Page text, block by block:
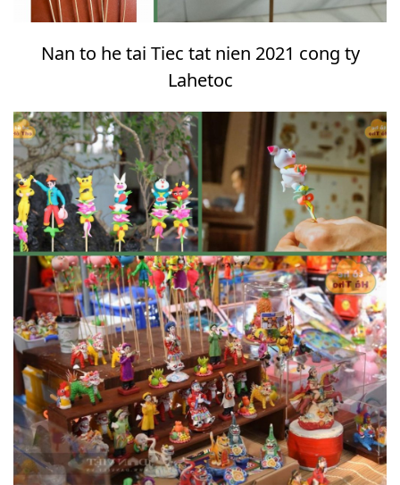
Nan to he tai Tiec tat nien 2021 cong ty
Lahetoc